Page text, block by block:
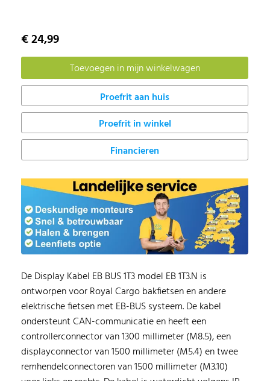
€ 24,99
Proefrit in winkel
Financieren
De Display Kabel EB BUS 1T3 model EB 1T3.N is
ontworpen voor Royal Cargo bakfietsen en andere
elektrische fietsen met EB-BUS systeem. De kabel
ondersteunt CAN-communicatie en heeft een
controllerconnector van 1300 millimeter (M8.5), een
displayconnector van 1500 millimeter (M5.4) en twee
remhendelconnectoren van 1500 millimeter (M3.10)